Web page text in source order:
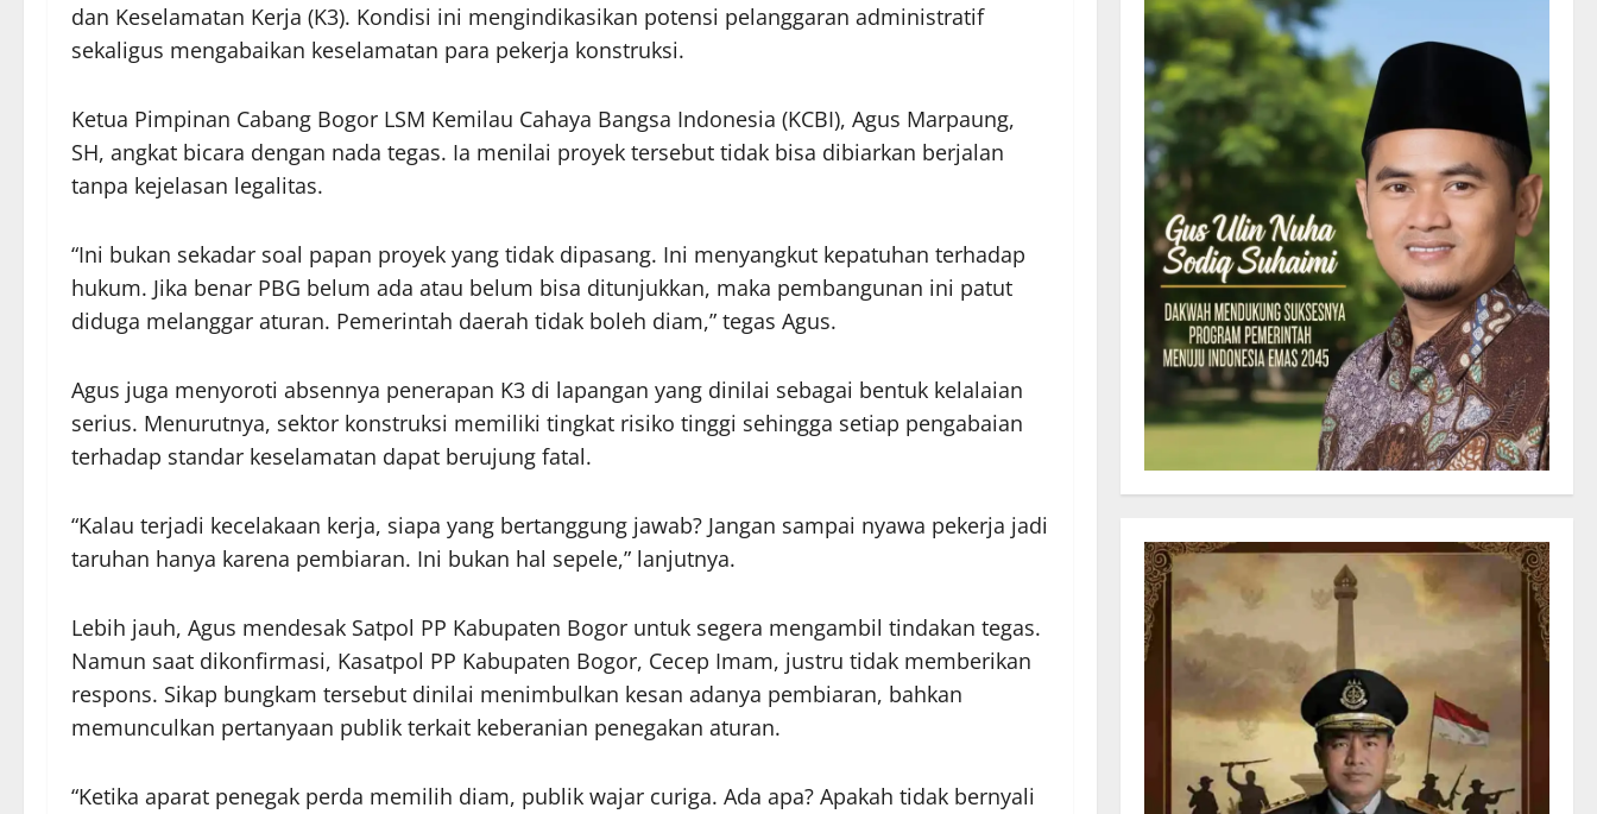
dan Keselamatan Kerja (K3). Kondisi ini mengindikasikan potensi pelanggaran administratif
sekaligus mengabaikan keselamatan para pekerja konstruksi.
Ketua Pimpinan Cabang Bogor LSM Kemilau Cahaya Bangsa Indonesia (KCBI), Agus Marpaung,
SH, angkat bicara dengan nada tegas. Ia menilai proyek tersebut tidak bisa dibiarkan berjalan
tanpa kejelasan legalitas.
“Ini bukan sekadar soal papan proyek yang tidak dipasang. Ini menyangkut kepatuhan terhadap
hukum. Jika benar PBG belum ada atau belum bisa ditunjukkan, maka pembangunan ini patut
diduga melanggar aturan. Pemerintah daerah tidak boleh diam,” tegas Agus.
Agus juga menyoroti absennya penerapan K3 di lapangan yang dinilai sebagai bentuk kelalaian
serius. Menurutnya, sektor konstruksi memiliki tingkat risiko tinggi sehingga setiap pengabaian
terhadap standar keselamatan dapat berujung fatal.
“Kalau terjadi kecelakaan kerja, siapa yang bertanggung jawab? Jangan sampai nyawa pekerja jadi
taruhan hanya karena pembiaran. Ini bukan hal sepele,” lanjutnya.
Lebih jauh, Agus mendesak Satpol PP Kabupaten Bogor untuk segera mengambil tindakan tegas.
Namun saat dikonfirmasi, Kasatpol PP Kabupaten Bogor, Cecep Imam, justru tidak memberikan
respons. Sikap bungkam tersebut dinilai menimbulkan kesan adanya pembiaran, bahkan
memunculkan pertanyaan publik terkait keberanian penegakan aturan.
“Ketika aparat penegak perda memilih diam, publik wajar curiga. Ada apa? Apakah tidak bernyali